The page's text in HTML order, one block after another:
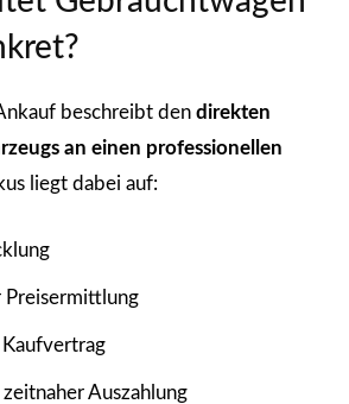
beschreibt den direkten
an einen professionellen
liegt dabei auf:
Preisermittlung
Auszahlung